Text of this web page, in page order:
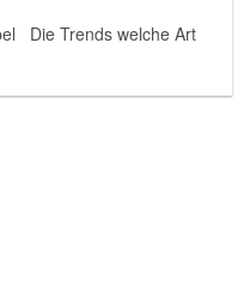
Die Trends welche Art